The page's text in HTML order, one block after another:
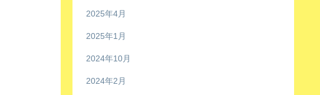
2025年4月
2025年1月
2024年10月
2024年2月